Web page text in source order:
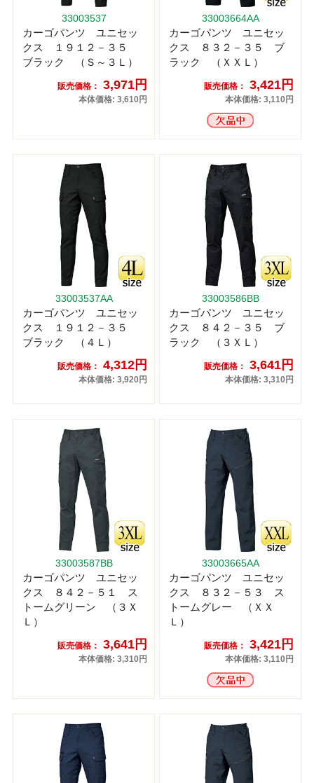
33003537
カーゴパンツ ユニセッ
クス １９１２－３５
ブラック （Ｓ～３Ｌ）
販売価格： 3,971円
本体価格: 3,610円
33003664AA
カーゴパンツ ユニセッ
クス ８３２－３５ ブ
ラック （ＸＸＬ）
販売価格： 3,421円
本体価格: 3,110円
33003537AA
カーゴパンツ ユニセッ
クス １９１２－３５
ブラック （４Ｌ）
販売価格： 4,312円
本体価格: 3,920円
33003586BB
カーゴパンツ ユニセッ
クス ８４２－３５ ブ
ラック （３ＸＬ）
販売価格： 3,641円
本体価格: 3,310円
33003587BB
カーゴパンツ ユニセッ
クス ８４２－５１ ス
トームグリーン （３Ｘ
Ｌ）
販売価格： 3,641円
本体価格: 3,310円
33003665AA
カーゴパンツ ユニセッ
クス ８３２－５３ ス
トームグレー （ＸＸ
Ｌ）
販売価格： 3,421円
本体価格: 3,110円